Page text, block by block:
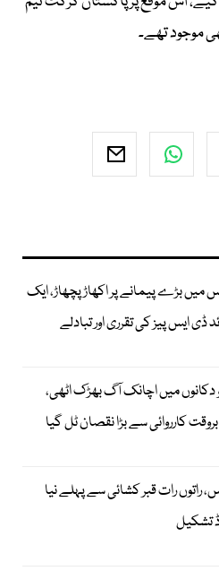
موجود تھے۔
میں بڑے پیمانے پر اکھاڑ پچھاڑ، ایک
ڈی ایس پیز کی تقرری اور تبادلے
دکانوں میں اچانک آگ بھڑک اٹھی،
کارروائی سے بڑا نقصان ٹل گیا
راتوں رات قبر کشائی سے پہلے نیا
تشکیل